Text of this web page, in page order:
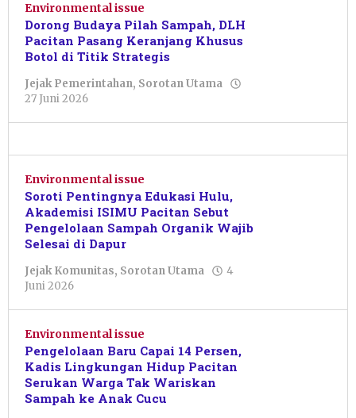
Environmental issue
Dorong Budaya Pilah Sampah, DLH
Pacitan Pasang Keranjang Khusus
Botol di Titik Strategis
Jejak Pemerintahan, Sorotan Utama
27 Juni 2026
Wulandari
Environmental issue
Soroti Pentingnya Edukasi Hulu,
Akademisi ISIMU Pacitan Sebut
Pengelolaan Sampah Organik Wajib
Selesai di Dapur
Jejak Komunitas, Sorotan Utama
4
Juni 2026
Azizah
Environmental issue
Pengelolaan Baru Capai 14 Persen,
Kadis Lingkungan Hidup Pacitan
Serukan Warga Tak Wariskan
Sampah ke Anak Cucu